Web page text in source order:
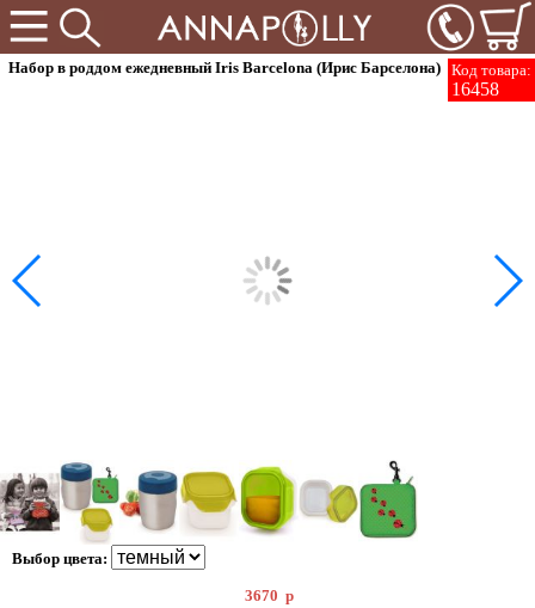
Код товара:
16458
Набор в роддом ежедневный Iris Barcelona (Ирис Барселона)
Выбор цвета:
3670 р